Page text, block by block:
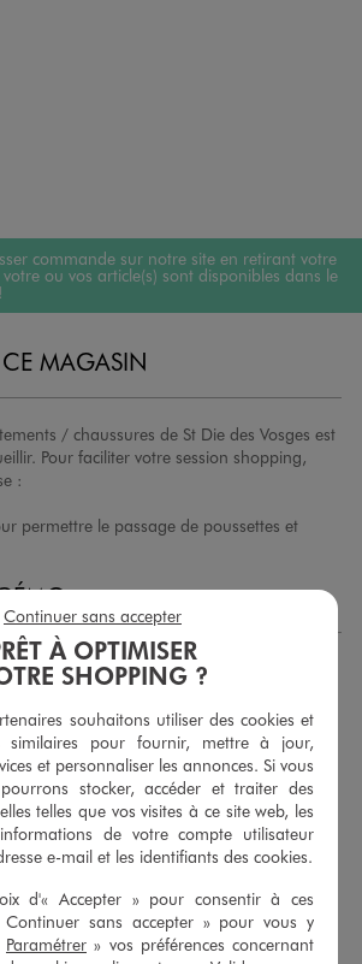
commande sur notre site en retirant votre
ou vos article(s) sont disponibles dans le
MAGASIN
/ chaussures de St Die des Vosges est
Pour faciliter votre session shopping,
:
permettre le passage de poussettes et
D’AVIS
et vous proposons un avoir ou un
pour tout article non porté, non retouché,
sur simple présentation du ticket de caisse,
GÉMO.
RETOUCHER MES ARTICLES
vous avez la possibilité de faire
textiles dans nos magasins. Les tarifs
sur simple demande. Voir
À OPTIMISER
SHOPPING ?
souhaitons utiliser des cookies et
similaires pour fournir, mettre à jour,
et personnaliser les annonces. Si vous
stocker, accéder et traiter des
telles que vos visites à ce site web, les
de votre compte utilisateur
e-mail et les identifiants des cookies.
d'« Accepter » pour consentir à ces
sans accepter » pour vous y
Paramétrer » vos préférences concernant
Continuer sans accepter